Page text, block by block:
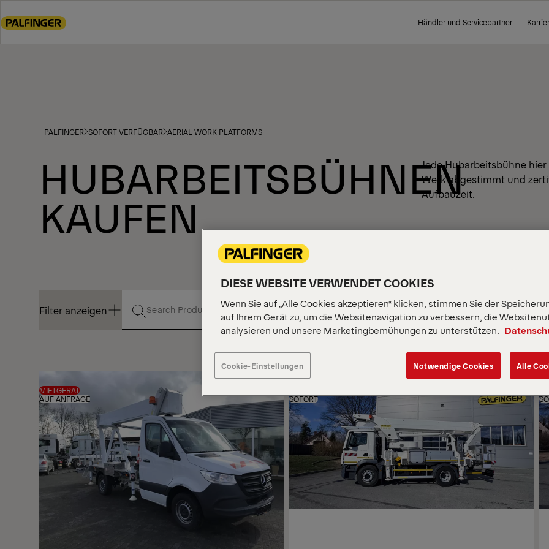
to
Händler und Servicepartner
PALFINGER SOFORT VERFÜGBAR AERIAL WORK PLATFORMS
HUBARBEITSBÜHNEN
KAUFEN
Jede Hubarbeitsbühne
Werk abgestimmt und
Aufbauzeit.
Filter anzeigen
MIETGERÄT
AUF ANFRAGE
SOFORT
DIESE WEBSITE VERWENDET COOKIES
Wenn Sie auf „Alle Cookies akzeptieren“ klicken, stimmen Sie der
auf Ihrem Gerät zu, um die Websitenavigation zu verbessern, die
analysieren und unsere Marketingbemühungen zu unterstützen.
Cookie-Einstellungen Notwendige Cookies Alle